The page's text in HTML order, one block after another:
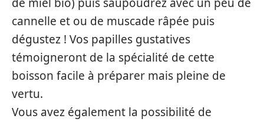
cannelle et ou de muscade râpée puis
dégustez ! Vos papilles gustatives
témoigneront de la spécialité de cette
boisson facile à préparer mais pleine de
vertu.
Vous avez également la possibilité de